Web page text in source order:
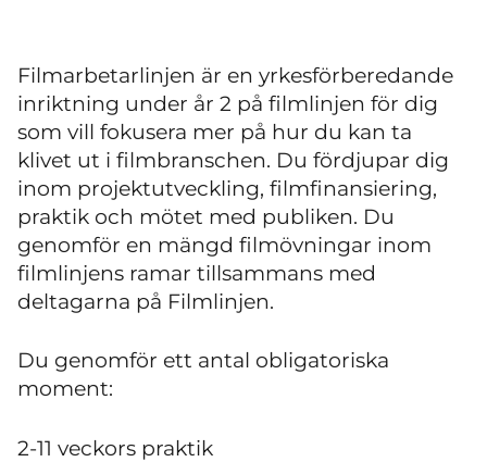
Filmarbetarlinjen är en yrkesförberedande
inriktning under år 2 på filmlinjen för dig
som vill fokusera mer på hur du kan ta
klivet ut i filmbranschen. Du fördjupar dig
inom projektutveckling, filmfinansiering,
praktik och mötet med publiken. Du
genomför en mängd filmövningar inom
filmlinjens ramar tillsammans med
deltagarna på Filmlinjen.
Du genomför ett antal obligatoriska
moment:
2-11 veckors praktik